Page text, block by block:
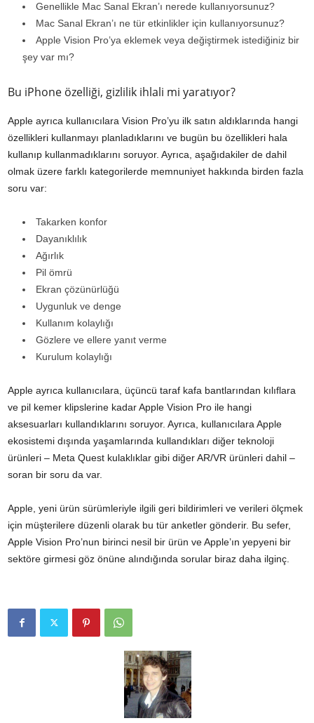
Genellikle Mac Sanal Ekran’ı nerede kullanıyorsunuz?
Mac Sanal Ekran’ı ne tür etkinlikler için kullanıyorsunuz?
Apple Vision Pro’ya eklemek veya değiştirmek istediğiniz bir
şey var mı?
Bu iPhone özelliği, gizlilik ihlali mi yaratıyor?
Apple ayrıca kullanıcılara Vision Pro’yu ilk satın aldıklarında hangi
özellikleri kullanmayı planladıklarını ve bugün bu özellikleri hala
kullanıp kullanmadıklarını soruyor. Ayrıca, aşağıdakiler de dahil
olmak üzere farklı kategorilerde memnuniyet hakkında birden fazla
soru var:
Takarken konfor
Dayanıklılık
Ağırlık
Pil ömrü
Ekran çözünürlüğü
Uygunluk ve denge
Kullanım kolaylığı
Gözlere ve ellere yanıt verme
Kurulum kolaylığı
Apple ayrıca kullanıcılara, üçüncü taraf kafa bantlarından kılıflara
ve pil kemer klipslerine kadar Apple Vision Pro ile hangi
aksesuarları kullandıklarını soruyor. Ayrıca, kullanıcılara Apple
ekosistemi dışında yaşamlarında kullandıkları diğer teknoloji
ürünleri – Meta Quest kulaklıklar gibi diğer AR/VR ürünleri dahil –
soran bir soru da var.
Apple, yeni ürün sürümleriyle ilgili geri bildirimleri ve verileri ölçmek
için müşterilere düzenli olarak bu tür anketler gönderir. Bu sefer,
Apple Vision Pro’nun birinci nesil bir ürün ve Apple’ın yepyeni bir
sektöre girmesi göz önüne alındığında sorular biraz daha ilginç.